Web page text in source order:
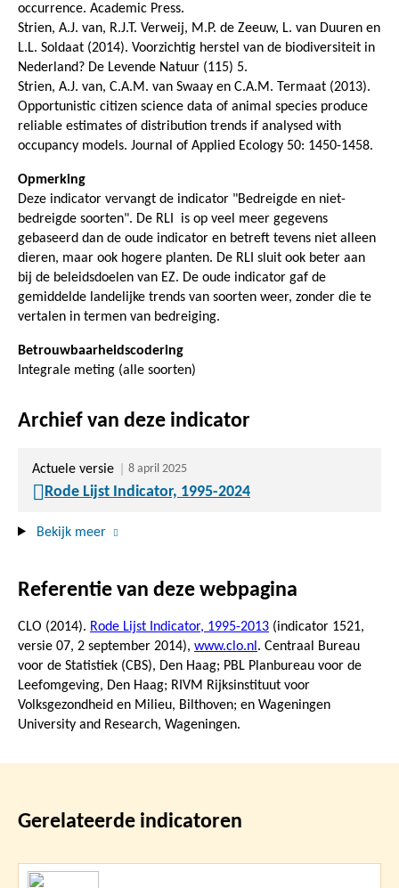
occurrence. Academic Press.
Strien, A.J. van, R.J.T. Verweij, M.P. de Zeeuw, L. van Duuren en
L.L. Soldaat (2014). Voorzichtig herstel van de biodiversiteit in
Nederland? De Levende Natuur (115) 5.
Strien, A.J. van, C.A.M. van Swaay en C.A.M. Termaat (2013).
Opportunistic citizen science data of animal species produce
reliable estimates of distribution trends if analysed with
occupancy models. Journal of Applied Ecology 50: 1450-1458.
Opmerking
Deze indicator vervangt de indicator "Bedreigde en niet-
bedreigde soorten". De RLI is op veel meer gegevens
gebaseerd dan de oude indicator en betreft tevens niet alleen
dieren, maar ook hogere planten. De RLI sluit ook beter aan
bij de beleidsdoelen van EZ. De oude indicator gaf de
gemiddelde landelijke trends van soorten weer, zonder die te
vertalen in termen van bedreiging.
Betrouwbaarheidscodering
Integrale meting (alle soorten)
Archief van deze indicator
Actuele versie 8 april 2025
Rode Lijst Indicator, 1995-2024
Bekijk meer
Referentie van deze webpagina
CLO (2014). Rode Lijst Indicator, 1995-2013 (indicator 1521,
versie 07, 2 september 2014), www.clo.nl . Centraal Bureau
voor de Statistiek (CBS), Den Haag; PBL Planbureau voor de
Leefomgeving, Den Haag; RIVM Rijksinstituut voor
Volksgezondheid en Milieu, Bilthoven; en Wageningen
University and Research, Wageningen.
Gerelateerde indicatoren
Lees